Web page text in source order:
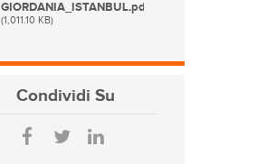
GIORDANIA_ISTANBUL.pdf
(1,011.10 KB)
Condividi Su